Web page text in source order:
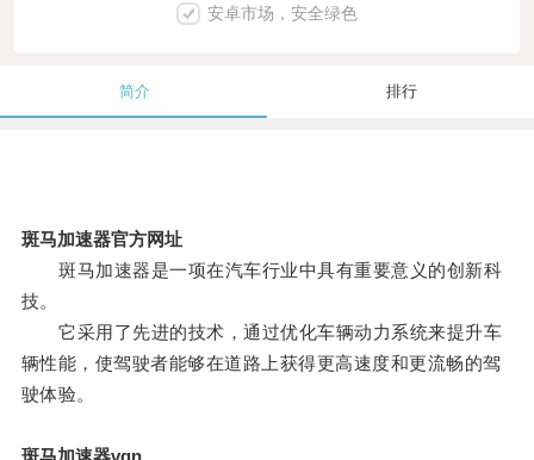
安卓市场，安全绿色
简介 排行
斑马加速器官方网址
斑马加速器是一项在汽车行业中具有重要意义的创新科
技。
它采用了先进的技术，通过优化车辆动力系统来提升车
辆性能，使驾驶者能够在道路上获得更高速度和更流畅的驾
驶体验。